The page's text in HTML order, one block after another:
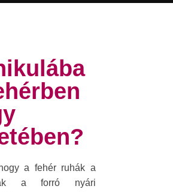
a fehér ruhák a
a forró nyári